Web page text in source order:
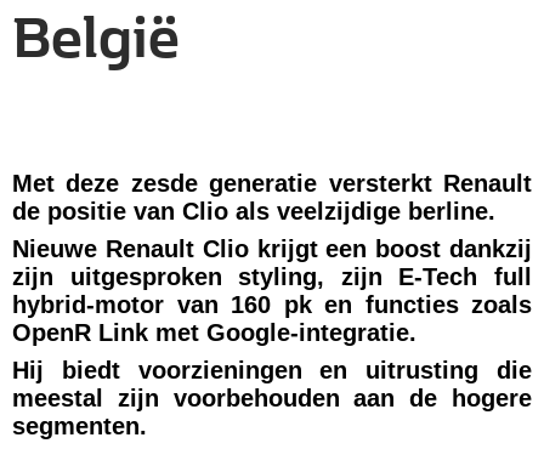
België
Met deze zesde generatie versterkt Renault
de positie van Clio als veelzijdige berline.
Nieuwe Renault Clio krijgt een boost dankzij
zijn uitgesproken styling, zijn E-Tech full
hybrid-motor van 160 pk en functies zoals
OpenR Link met Google-integratie.
Hij biedt voorzieningen en uitrusting die
meestal zijn voorbehouden aan de hogere
segmenten.